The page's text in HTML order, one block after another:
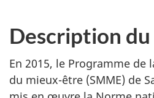
Description
En 2015, le Programme de
du mieux-être (SMME) de